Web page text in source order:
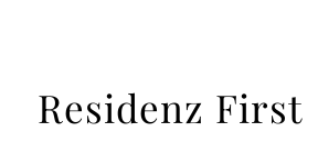
Residenz First